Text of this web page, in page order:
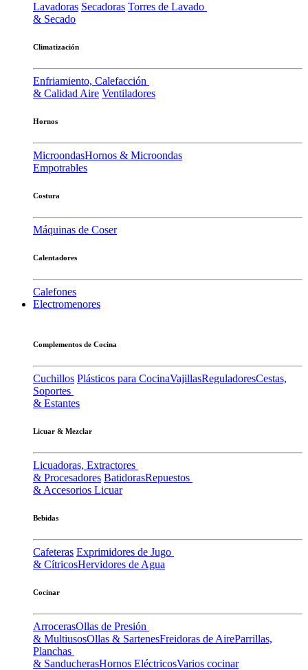
Lavadoras Secadoras Torres de Lavado
& Secado
Climatización
Enfriamiento, Calefacción
& Calidad Aire Ventiladores
Hornos
MicroondasHornos & Microondas
Empotrables
Costura
Máquinas de Coser
Calentadores
Calefones
Electromenores
Complementos de Cocina
Cuchillos Plásticos para CocinaVajillasReguladoresCestas,
Soportes
& Estantes
Licuar & Mezclar
Licuadoras, Extractores
& Procesadores BatidorasRepuestos
& Accesorios Licuar
Bebidas
Cafeteras Exprimidores de Jugo
& CítricosHervidores de Agua
Cocinar
ArrocerasOllas de Presión
& MultiusosOllas & SartenesFreidoras de AireParrillas,
Planchas
& SanducherasHornos EléctricosVarios cocinar